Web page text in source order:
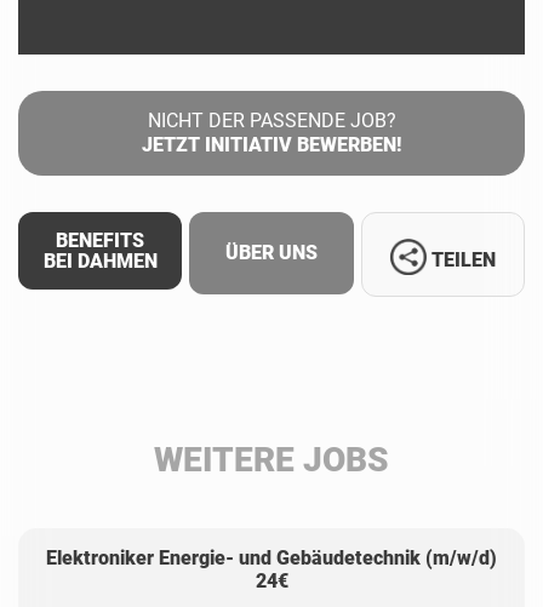
NICHT DER PASSENDE JOB?
JETZT INITIATIV BEWERBEN!
BENEFITS
BEI DAHMEN
ÜBER UNS TEILEN
WEITERE JOBS
Elektroniker Energie- und Gebäudetechnik (m/w/d)
24€